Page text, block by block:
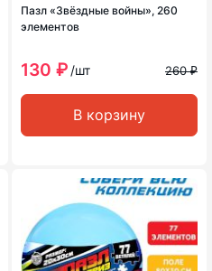
Пазл «Звёздные войны», 260
элементов
130 ₽ /шт 260 ₽
В корзину